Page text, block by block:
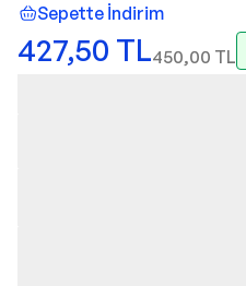
Sepette İndirim
427,50 TL450,00 TL